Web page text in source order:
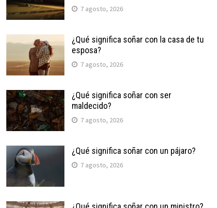
7 agosto, 2026
¿Qué significa soñar con la casa de tu
esposa?
7 agosto, 2026
¿Qué significa soñar con ser
maldecido?
7 agosto, 2026
¿Qué significa soñar con un pájaro?
7 agosto, 2026